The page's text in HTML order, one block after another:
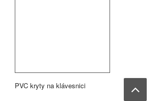
PVC kryty na klávesnici